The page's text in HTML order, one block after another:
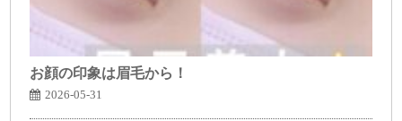
お顔の印象は眉毛から！
2026-05-31